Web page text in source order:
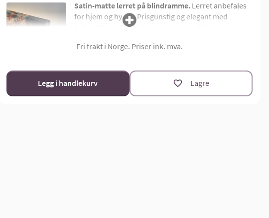
Satin-matte lerret på blindramme.Lerret anbefales
for hjem og hytter. Prisgunstig og elegant med
halvmatt overflatetekstur og uten synlig ramme.
oppgis som bredde x høyde i cm.
Fri frakt i Norge. Priser ink. mva.
Legg i handlekurv Lagre